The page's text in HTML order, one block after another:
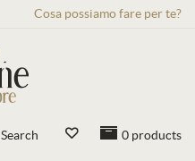
Cosa possiamo fare per te?
0 products
Search